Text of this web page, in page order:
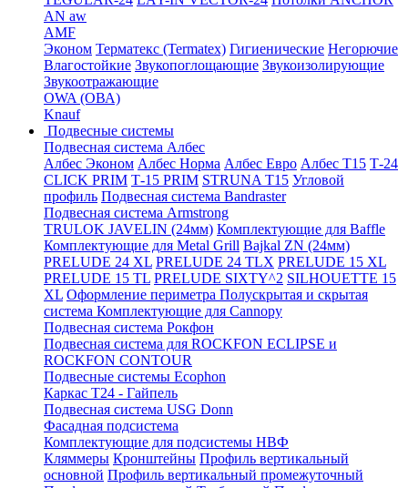
AN aw
AMF
Эконом Терматекс (Termatex) Гигиенические Негорючие
Влагостойкие Звукопоглощающие Звукоизолирующие
Звукоотражающие
OWA (ОВА)
Knauf
Подвесные системы
Подвесная система Албес
Албес Эконом Албес Норма Албес Евро Албес T15 Т-24
CLICK PRIM Т-15 PRIM STRUNA Т15 Угловой
профиль Подвесная система Bandraster
Подвесная система Armstrong
TRULOK JAVELIN (24мм) Комплектующие для Baffle
Комплектующие для Metal Grill Bajkal ZN (24мм)
PRELUDE 24 XL PRELUDE 24 TLX PRELUDE 15 XL
PRELUDE 15 TL PRELUDE SIXTY^2 SILHOUETTE 15
XL Оформление периметра Полускрытая и скрытая
система Комплектующие для Cannopy
Подвесная система Рокфон
Подвесная система для ROCKFON ECLIPSE и
ROCKFON CONTOUR
Подвесные системы Ecophon
Каркас Т24 - Гайпель
Подвесная система USG Donn
Фасадная подсистема
Комплектующие для подсистемы НВФ
Кляммеры Кронштейны Профиль вертикальный
основной Профиль вертикальный промежуточный